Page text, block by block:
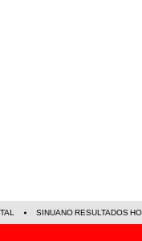
SINUANO RESULTADOS